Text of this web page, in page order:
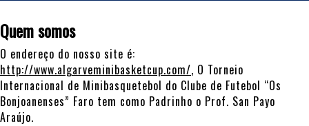
Quem somos
O endereço do nosso site é:
http://www.algarveminibasketcup.com/, O Torneio
Internacional de Minibasquetebol do Clube de Futebol “Os
Bonjoanenses” Faro tem como Padrinho o Prof. San Payo
Araújo.